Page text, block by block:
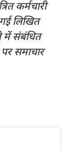
कर्मचारी
गई लिखित
में संबंधित
समाचार